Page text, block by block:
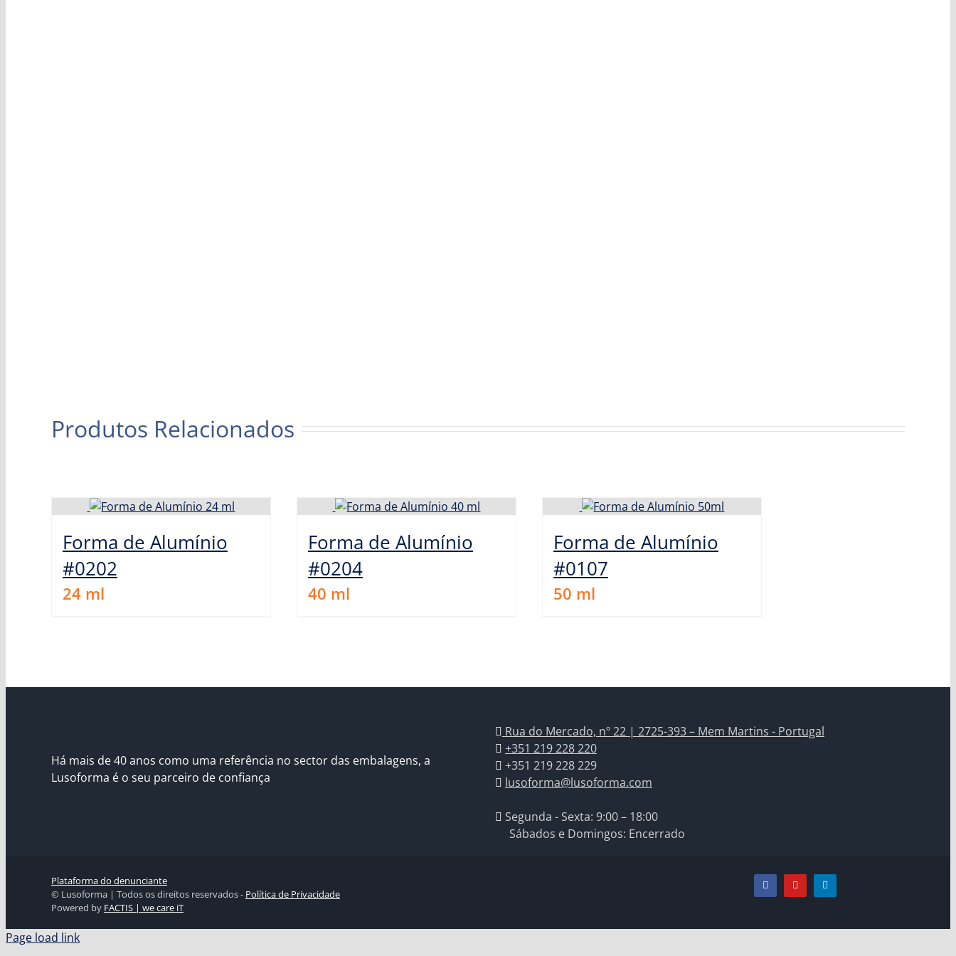
Produtos Relacionados
Forma de Alumínio
#0202
24ml
Forma de Alumínio
#0204
40 ml
Forma de Alumínio
#0107
50 ml
Há mais de 40 anos como uma referência no sector das embalagens, a
Lusoforma é o seu parceiro de confiança
Rua do Mercado, nº 22 | 2725-393 – Mem Martins - Portugal
+351 219 228 220
+351 219 228 229
lusoforma@lusoforma.com
Segunda - Sexta: 9:00 – 18:00
Sábados e Domingos: Encerrado
Plataforma do denunciante
© Lusoforma | Todos os direitos reservados - Política de Privacidade
Powered by FACTIS | we care iT
Page load link